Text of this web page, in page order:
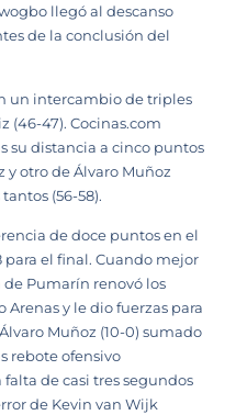
llegó al descanso
de la conclusión del
un intercambio de triples
(46-47). Cocinas.com
su distancia a cinco puntos
y otro de Álvaro Muñoz
(56-58).
de doce puntos en el
para el final. Cuando mejor
Pumarín renovó los
y le dio fuerzas para
Muñoz (10-0) sumado
rebote ofensivo
de casi tres segundos
de Kevin van Wijk